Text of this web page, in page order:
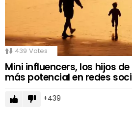
439 Votes
Mini influencers, los hijos
más potencial en redes
439